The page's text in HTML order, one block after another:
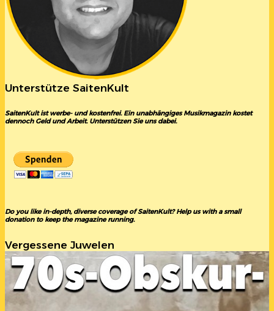
Unterstütze SaitenKult
SaitenKult ist werbe- und kostenfrei. Ein unabhängiges Musikmagazin kostet
dennoch Geld und Arbeit. Unterstützen Sie uns dabei.
Do you like in-depth, diverse coverage of SaitenKult? Help us with a small
donation to keep the magazine running.
Vergessene Juwelen